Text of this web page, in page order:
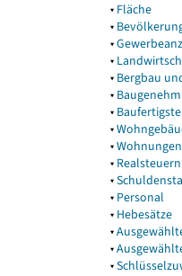
▾ Fläche
▾
▾
▾
▾ Bergbau
▾
▾
▾
▾Wohnungen
▾ Realsteuern
▾
▾ Personal
▾ Hebesätze
▾
▾
▾